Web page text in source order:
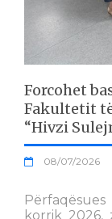
Forcohet
Fakultetit
“Hivzi
08/07/2026
korrik